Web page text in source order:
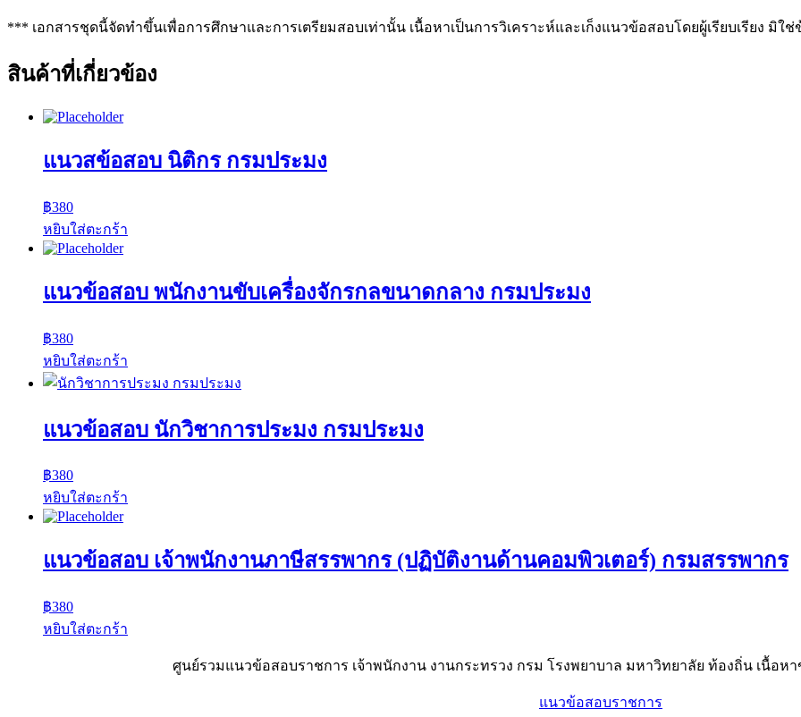
*** เอกสารชุดนี้จัดทำขึ้นเพื่อการศึกษาและการเตรียมสอบเท่านั้น เนื้อหาเป็นการวิเคราะห์และเก็งแนวข้อสอบโดยผู้เรียบเรียง มิใ
สินค้าที่เกี่ยวข้อง
แนวสข้อสอบ นิติกร กรมประมง
฿380
หยิบใส่ตะกร้า
แนวข้อสอบ พนักงานขับเครื่องจักรกลขนาดกลาง กรมประมง
฿380
หยิบใส่ตะกร้า
แนวข้อสอบ นักวิชาการประมง กรมประมง
฿380
หยิบใส่ตะกร้า
แนวข้อสอบ เจ้าพนักงานภาษีสรรพากร (ปฏิบัติงานด้านคอมพิวเตอร์) กรมสรรพากร
฿380
หยิบใส่ตะกร้า
ศูนย์รวมแนวข้อสอบราชการ เจ้าพนักงาน งานกระทรวง กรม โรงพยาบาล มหาวิทยาลัย ท้องถิ่น เนื้อ
แนวข้อสอบราชการ